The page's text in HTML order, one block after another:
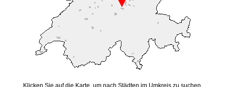
Klicken Sie auf die Karte, um nach Städten im Umkreis zu suchen.